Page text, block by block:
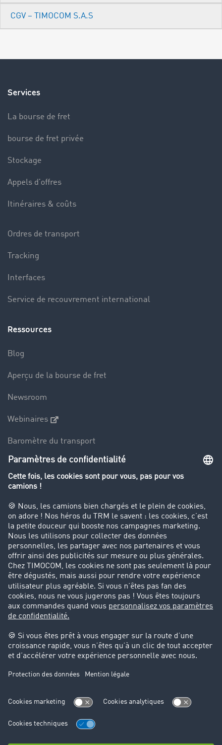
CGV – TIMOCOM S.A.S
Services
La bourse de fret
bourse de fret privée
Stockage
Appels d’offres
Itinéraires & coûts
Ordres de transport
Tracking
Interfaces
Service de recouvrement international
Ressources
Blog
Aperçu de la bourse de fret
Newsroom
Webinaires
Baromètre du transport
Le dictionnaire du transport
Interdiction de circulation des poids lourds
Entreprise
Parrainage clients
Success Stories
Cadre légal
Mentions légales
Protection des données
Cookie-Einstellungen
Support